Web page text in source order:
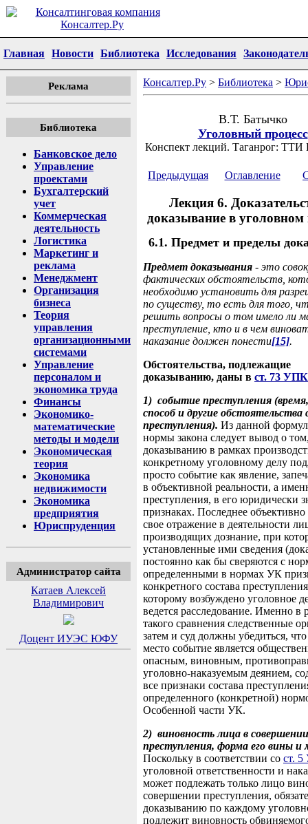
Главная Новости Библиотека Исследования
Реклама
Библиотека
Банковское дело
Управление
проектами
Бухгалтерский
учет
Коммерческая
деятельность
Логистика
Маркетинг и
реклама
Менеджмент
Организация
бизнеса
Теория
управления
организационными
системами
Управление
персоналом и
экономика труда
Финансы
Экономико-
математические
методы и модели
Экономическая
теория
Экономика
недвижимости
Экономика
предприятия
Юриспруденция
Администратор сайта
Катаев Алексей
Владимирович
Доцент ИУЭС ЮФУ
Консалтер.Ру > Библиотека >
В.Т. Батычко
Уголовный процесс
Конспект лекций. Таганрог:
Предыдущая Оглавление
Лекция 6.
доказывание в уголовном
6.1. Предмет и пределы
Предмет доказывания - это
фактических обстоятельств,
необходимо установить для
по существу, то есть для того,
решить вопросы о том имело ли
преступление, кто и в чем
наказание должен понести[15].
Обстоятельства, подлежащие
доказыванию, даны в ст. 73
1) событие преступления
способ и другие обстоятельства
преступления). Из данной
нормы закона следует вывод о
доказыванию в рамках
конкретному уголовному делу
просто событие как явление,
в объективной реальности, а
преступления, в его юридически
признаках. Последнее объективно
свое отражение в деятельности
производящих дознание, при
установленные ими сведения
постоянно как бы сверяются с
определенными в нормах УК
конкретного состава
которому возбуждено уголовное
ведется расследование. Именно в
такого сравнения следственные
затем и суд должны убедиться,
место событие является
опасным, виновным,
уголовно-наказуемым деянием,
все признаки состава
определенного (конкретной)
Особенной части УК.
2) виновность лица в совершении
преступления, форма его вины
Поскольку в соответствии со ст.
уголовной ответственности и
может подлежать только лицо
совершении преступления,
доказыванию по каждому
подлежит виновность